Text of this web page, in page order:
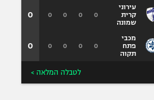
עירוני
קרית
שמונה
מכבי
פתח
תקוה
0
0
0
0
0
0
0
0
0
0
לטבלה המלאה >